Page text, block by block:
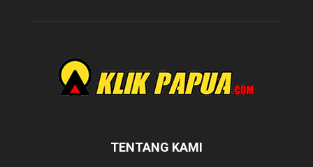
TENTANG KAMI